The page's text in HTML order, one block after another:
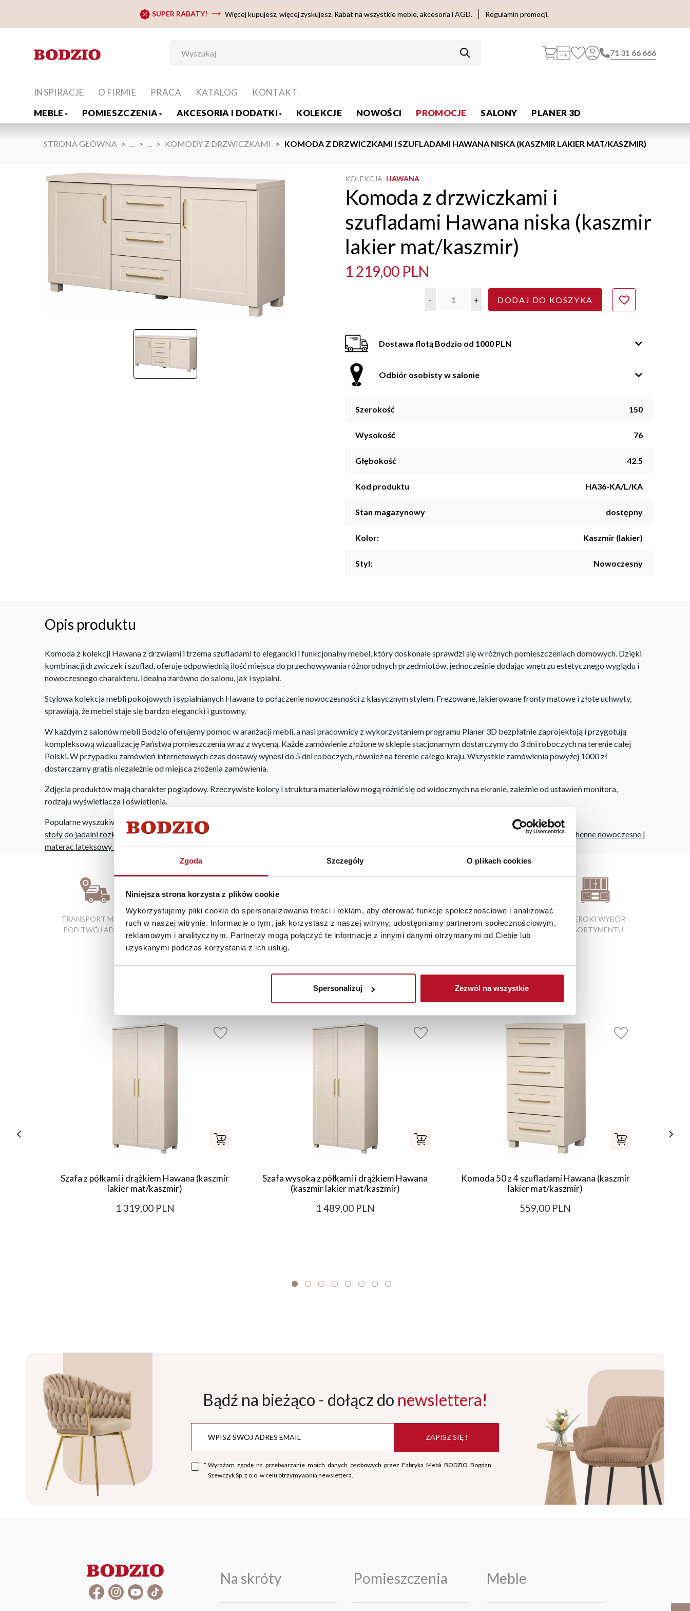
Zgoda Szczegóły O plikach cookies
Niniejsza strona korzysta z plików cookie
Wykorzystujemy pliki cookie do spersonalizowania treści i reklam, aby oferować funkcje społecznościowe i analizować
ruch w naszej witrynie. Informacje o tym, jak korzystasz z naszej witryny, udostępniamy partnerom społecznościowym,
reklamowym i analitycznym. Partnerzy mogą połączyć te informacje z innymi danymi otrzymanymi od Ciebie lub
uzyskanymi podczas korzystania z ich usług.
Spersonalizuj Zezwól na wszystkie
SUPER RABATY! Więcej kupujesz, więcej zyskujesz. Rabat na wszystkie meble, akcesoria i AGD. Regulamin promocji.
71 31 66 666
MEBLE POMIESZCZENIA AKCESORIA I DODATKI KOLEKCJE NOWOŚCI PROMOCJE SALONY PLANER 3D
INSPIRACJE O FIRMIE PRACA KATALOG KONTAKT
STRONA GŁÓWNA ... ... KOMODY Z DRZWICZKAMI KOMODA Z DRZWICZKAMI I SZUFLADAMI HAWANA NISKA (KASZMIR LAKIER MAT/KASZMIR)
KOLEKCJA HAWANA
Komoda z drzwiczkami i
szufladami Hawana niska (kaszmir
lakier mat/kaszmir)
1 219,00 PLN
- + DODAJ DO KOSZYKA
Dostawa flotą Bodzio od 1000 PLN
Odbiór osobisty w salonie
Szerokość 150
Wysokość 76
Głębokość 42.5
Kod produktu HA36-KA/L/KA
Stan magazynowy dostępny
Kolor: Kaszmir (lakier)
Styl: Nowoczesny
Opis produktu
Komoda z kolekcji Hawana z drzwiami i trzema szufladami to elegancki i funkcjonalny mebel, który doskonale sprawdzi się w różnych pomieszczeniach domowych. Dzięki
kombinacji drzwiczek i szuflad, oferuje odpowiednią ilość miejsca do przechowywania różnorodnych przedmiotów, jednocześnie dodając wnętrzu estetycznego wyglądu i
nowoczesnego charakteru. Idealna zarówno do salonu, jak i sypialni.
Stylowa kolekcja mebli pokojowych i sypialnianych Hawana to połączenie nowoczesności z klasycznym stylem. Frezowane, lakierowane fronty matowe i złote uchwyty,
sprawiają, że mebel staje się bardzo elegancki i gustowny.
W każdym z salonów mebli Bodzio oferujemy pomoc w aranżacji mebli, a nasi pracownicy z wykorzystaniem programu Planer 3D bezpłatnie zaprojektują i przygotują
kompleksową wizualizację Państwa pomieszczenia wraz z wyceną. Każde zamówienie złożone w sklepie stacjonarnym dostarczymy do 3 dni roboczych na terenie całej
Polski. W przypadku zamówień internetowych czas dostawy wynosi do 5 dni roboczych, również na terenie całego kraju. Wszystkie zamówienia powyżej 1000 zł
dostarczamy gratis niezależnie od miejsca złożenia zamówienia.
Zdjęcia produktów mają charakter poglądowy. Rzeczywiste kolory i struktura materiałów mogą różnić się od widocznych na ekranie, zależnie od ustawień monitora,
rodzaju wyświetlacza i oświetlenia.
Popularne wyszukiwania:
stoły do jadalni rozkładane |garderoba meble| meble gdynia|krzesła kuchenne nowoczesne |
materac lateksowy 180 x 200|wersalki młodzieżowe|szafka kuchenna stojąca
TRANSPORT MEBLI
POD TWÓJ ADRES
RATY 0% W
SALONACH
FIRMOWYCH
BEZPIECZNE ZAKUPY
PRZEZ INTERNET
WYSOKA JAKOŚĆ
MATERIAŁÓW
ATRAKCYJNE CENY
PRODUKTÓW
SZEROKI WYBÓR
ASORTYMENTU
Elementy uzupełniające
Szafa z półkami i drążkiem Hawana (kaszmir
lakier mat/kaszmir)
1 319,00 PLN
Szafa wysoka z półkami i drążkiem Hawana
(kaszmir lakier mat/kaszmir)
1 489,00 PLN
Komoda 50 z 4 szufladami Hawana (kaszmir
lakier mat/kaszmir)
559,00 PLN
Bądź na bieżąco - dołącz do newslettera!
ZAPISZ SIĘ !
* Wyrażam zgodę na przetwarzanie moich danych osobowych przez Fabryka Mebli BODZIO Bogdan
Szewczyk Sp. z o.o. w celu otrzymywania newslettera.
Na skróty Pomieszczenia Meble